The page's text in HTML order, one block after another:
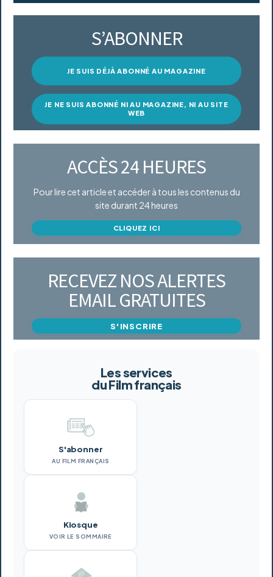
S’ABONNER
JE SUIS DÉJÀ ABONNÉ AU MAGAZINE
JE NE SUIS ABONNÉ NI AU MAGAZINE, NI AU SITE
WEB
ACCÈS 24 HEURES
Pour lire cet article et accéder à tous les contenus du
site durant 24 heures
CLIQUEZ ICI
RECEVEZ NOS ALERTES
EMAIL GRATUITES
S'INSCRIRE
Les services
du Film français
S'abonner
AU FILM FRANÇAIS
Kiosque
VOIR LE SOMMAIRE